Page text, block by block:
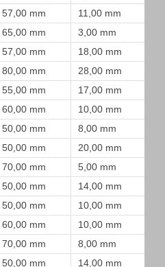
57,00 mm
11,00 mm
65,00 mm
3,00 mm
57,00 mm
18,00 mm
80,00 mm
28,00 mm
55,00 mm
17,00 mm
60,00 mm
10,00 mm
50,00 mm
8,00 mm
50,00 mm
20,00 mm
70,00 mm
5,00 mm
50,00 mm
14,00 mm
50,00 mm
10,00 mm
60,00 mm
10,00 mm
70,00 mm
8,00 mm
50,00 mm
14,00 mm